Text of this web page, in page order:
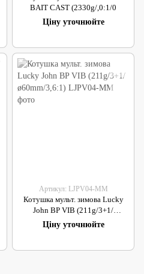
BAIT CAST (2330g/,0:1/0
Ціну уточнюйте
Артикул: LJPV04-MM
Котушка мульт. зимова Lucky
John BP VIB (211g/3+1/
ø60mm/3,6:1)
Ціну уточнюйте